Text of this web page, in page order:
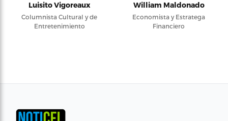
Luisito Vigoreaux
Columnista Cultural y de
Entretenimiento
William Maldonado
Economista y Estratega
Financiero